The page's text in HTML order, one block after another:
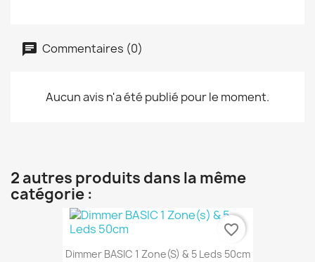
Commentaires (0)
Aucun avis n'a été publié pour le moment.
2 autres produits dans la même
catégorie :
Dimmer BASIC 1 Zone(s) & 5 Leds 50cm
favorite_border